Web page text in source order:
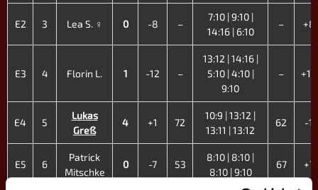
E2 3 Lea S. ♀ 0 -8 –
7:10 | 9:10 |
14:16 | 6:10
– +8
E3 4 Florin L. 1 -12 –
13:12 | 14:16 |
5:10 | 4:10 |
9:10
– +12
E4 5
Lukas
Greß
4 +1 72
10:9 | 13:12 |
13:11 | 13:12
62 -1
E5 6
Patrick
Mitschke
0 -7 53
8:10 | 8:10 |
8:10 | 9:10
67 +7